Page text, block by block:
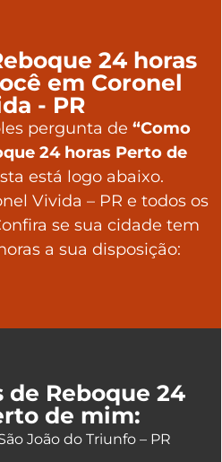
24 horas
em Coronel
- PR
pergunta de “Como
24 horas Perto de
está logo abaixo.
Vivida – PR e todos os
se sua cidade tem
a sua disposição:
de Reboque 24
de mim:
João do Triunfo – PR